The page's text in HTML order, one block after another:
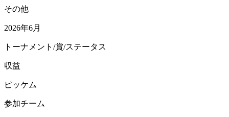
その他
2026年6月
トーナメント/賞/ステータス
収益
ピッケム
参加チーム